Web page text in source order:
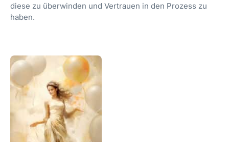
diese zu überwinden und Vertrauen in den Prozess zu
haben.